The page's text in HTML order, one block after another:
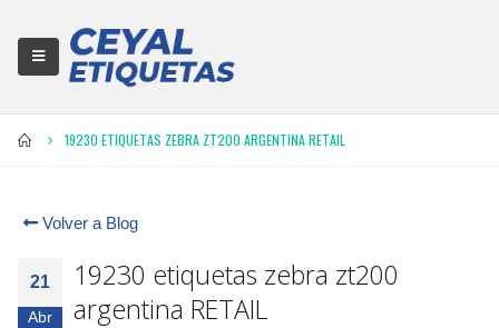
19230 ETIQUETAS ZEBRA ZT200 ARGENTINA RETAIL
Volver a Blog
21
Abr
19230 etiquetas zebra zt200
argentina RETAIL